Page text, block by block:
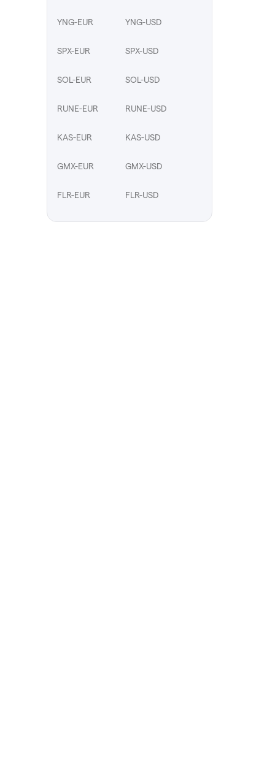
YNG-EUR YNG-USD
SPX-EUR SPX-USD
SOL-EUR SOL-USD
RUNE-EUR RUNE-USD
KAS-EUR KAS-USD
GMX-EUR GMX-USD
FLR-EUR FLR-USD